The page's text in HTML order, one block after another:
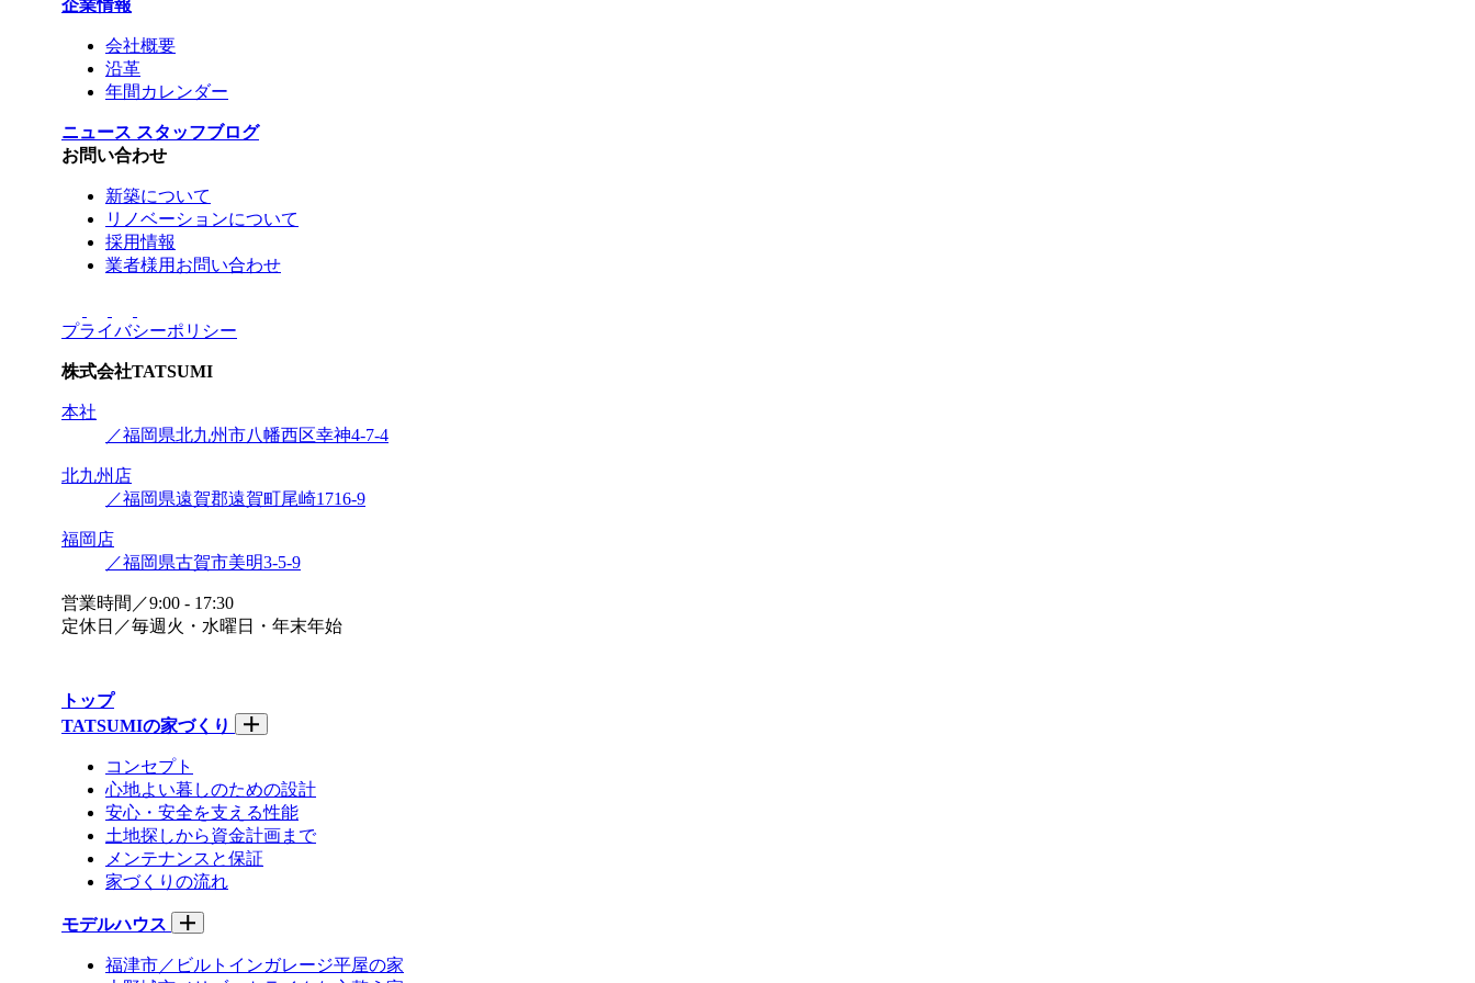
企業情報
会社概要
沿革
年間カレンダー
ニュース スタッフブログ
お問い合わせ
新築について
リノベーションについて
採用情報
業者様用お問い合わせ
プライバシーポリシー
株式会社TATSUMI
本社
／福岡県北九州市八幡西区幸神4-7-4
北九州店
／福岡県遠賀郡遠賀町尾崎1716-9
福岡店
／福岡県古賀市美明3-5-9
営業時間／9:00 - 17:30
定休日／毎週火・水曜日・年末年始
トップ
TATSUMIの家づくり
コンセプト
心地よい暮しのための設計
安心・安全を支える性能
土地探しから資金計画まで
メンテナンスと保証
家づくりの流れ
モデルハウス
福津市／ビルトインガレージ平屋の家